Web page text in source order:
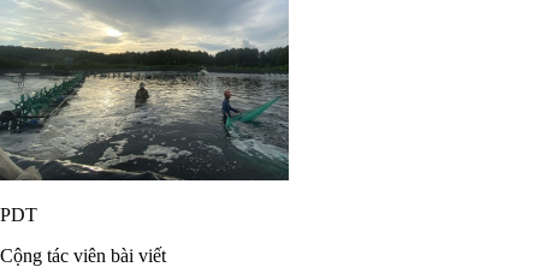
PDT
Cộng tác viên bài viết